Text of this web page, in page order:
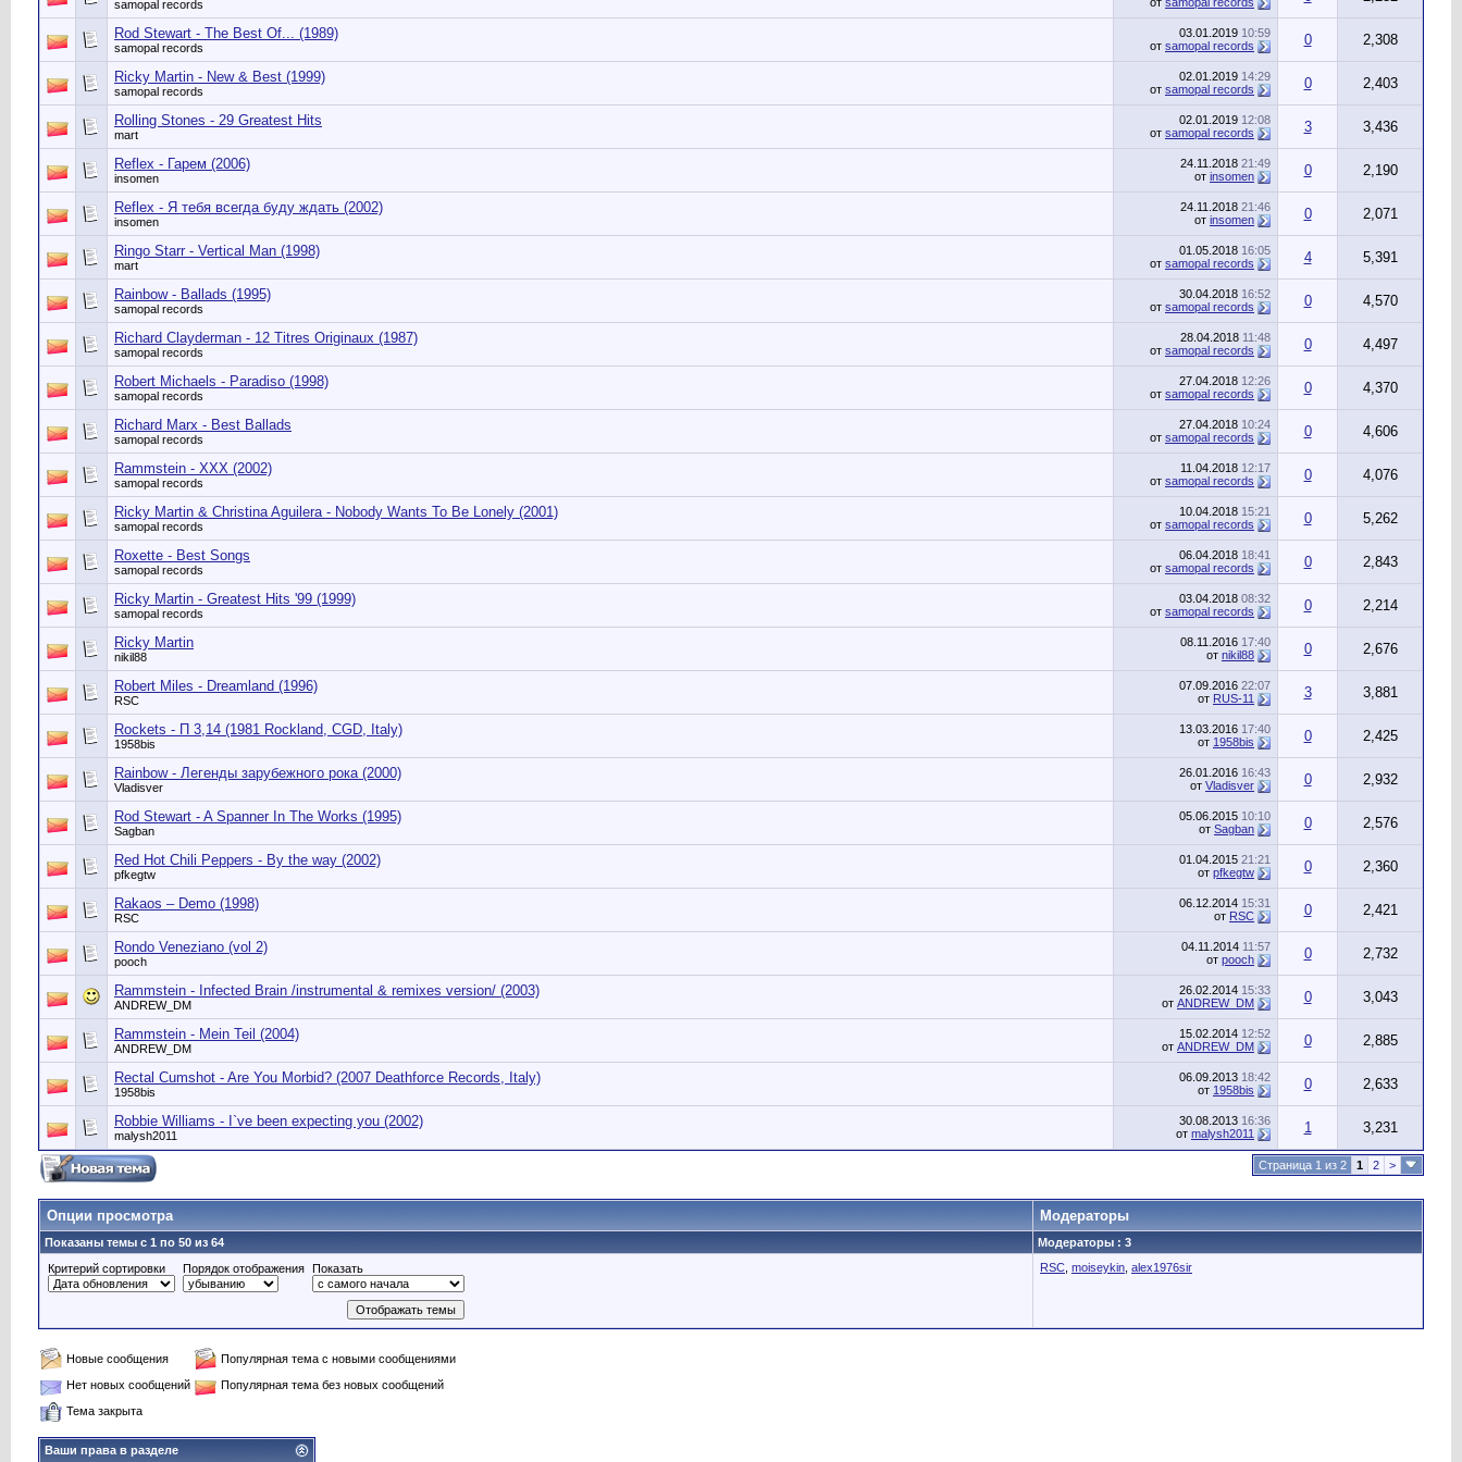
samopal records
Rod Stewart - The Best Of... (1989)
samopal records
03.01.2019 10:59
от samopal records 0 2,308
Ricky Martin - New & Best (1999)
samopal records
02.01.2019 14:29
от samopal records 0 2,403
Rolling Stones - 29 Greatest Hits
mart
02.01.2019 12:08
от samopal records 3 3,436
Reflex - Гарем (2006)
insomen
24.11.2018 21:49
от insomen 0 2,190
Reflex - Я тебя всегда буду ждать (2002)
insomen
24.11.2018 21:46
от insomen 0 2,071
Ringo Starr - Vertical Man (1998)
mart
01.05.2018 16:05
от samopal records 4 5,391
Rainbow - Ballads (1995)
samopal records
30.04.2018 16:52
от samopal records 0 4,570
Richard Clayderman - 12 Titres Originaux (1987)
samopal records
28.04.2018 11:48
от samopal records 0 4,497
Robert Michaels - Paradiso (1998)
samopal records
27.04.2018 12:26
от samopal records 0 4,370
Richard Marx - Best Ballads
samopal records
27.04.2018 10:24
от samopal records 0 4,606
Rammstein - XXX (2002)
samopal records
11.04.2018 12:17
от samopal records 0 4,076
Ricky Martin & Christina Aguilera - Nobody Wants To Be Lonely (2001)
samopal records
10.04.2018 15:21
от samopal records 0 5,262
Roxette - Best Songs
samopal records
06.04.2018 18:41
от samopal records 0 2,843
Ricky Martin - Greatest Hits '99 (1999)
samopal records
03.04.2018 08:32
от samopal records 0 2,214
Ricky Martin
nikil88
08.11.2016 17:40
от nikil88 0 2,676
Robert Miles - Dreamland (1996)
RSC
07.09.2016 22:07
от RUS-11 3 3,881
Rockets ‎- П 3,14 (1981 Rockland, CGD, Italy)
1958bis
13.03.2016 17:40
от 1958bis 0 2,425
Rainbow - Легенды зарубежного рока (2000)
Vladisver
26.01.2016 16:43
от Vladisver 0 2,932
Rod Stewart - A Spanner In The Works (1995)
Sagban
05.06.2015 10:10
от Sagban 0 2,576
Red Hot Chili Peppers - By the way (2002)
pfkegtw
01.04.2015 21:21
от pfkegtw 0 2,360
Rakaos – Demo (1998)
RSC
06.12.2014 15:31
от RSC 0 2,421
Rondo Veneziano (vol 2)
pooch
04.11.2014 11:57
от pooch 0 2,732
Rammstein - Infected Brain /instrumental & remixes version/ (2003)
ANDREW_DM
26.02.2014 15:33
от ANDREW_DM 0 3,043
Rammstein - Mein Teil (2004)
ANDREW_DM
15.02.2014 12:52
от ANDREW_DM 0 2,885
Rectal Cumshot - Are You Morbid? (2007 Deathforce Records, Italy)
1958bis
06.09.2013 18:42
от 1958bis 0 2,633
Robbie Williams - I`ve been expecting you (2002)
malysh2011
30.08.2013 16:36
от malysh2011 1 3,231
Страница 1 из 2 1 2 >
Опции просмотра Модераторы
Показаны темы с 1 по 50 из 64
Модераторы : 3
Критерий сортировки
Порядок отображения Показать RSC moiseykin alex1976sir
Новые сообщения
Популярная тема с новыми сообщениями
Нет новых сообщений
Популярная тема без новых сообщений
Тема закрыта
Ваши права в разделе